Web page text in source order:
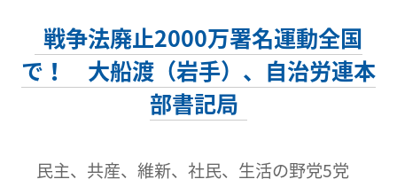
戦争法廃止2000万署名運動全国
で！ 大船渡（岩手）、自治労連本
部書記局
民主、共産、維新、社民、生活の野党5党